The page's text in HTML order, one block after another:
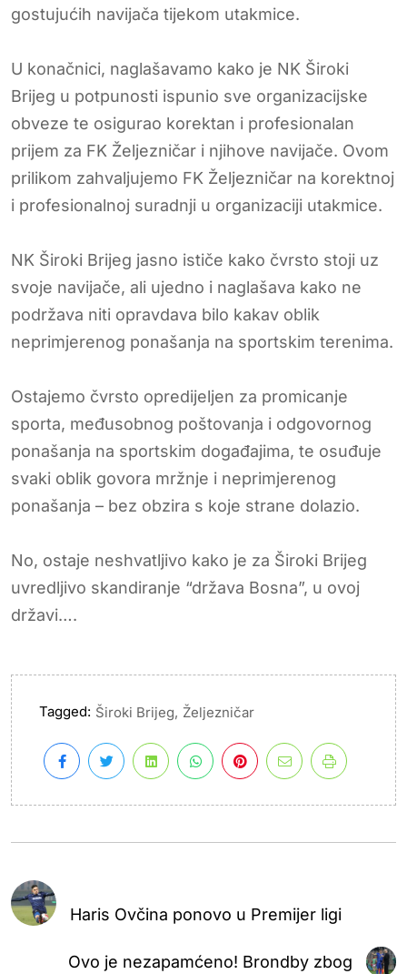
gostujućih navijača tijekom utakmice.
U konačnici, naglašavamo kako je NK Široki
Brijeg u potpunosti ispunio sve organizacijske
obveze te osigurao korektan i profesionalan
prijem za FK Željezničar i njihove navijače. Ovom
prilikom zahvaljujemo FK Željezničar na korektnoj
i profesionalnoj suradnji u organizaciji utakmice.
NK Široki Brijeg jasno ističe kako čvrsto stoji uz
svoje navijače, ali ujedno i naglašava kako ne
podržava niti opravdava bilo kakav oblik
neprimjerenog ponašanja na sportskim terenima.
Ostajemo čvrsto opredijeljen za promicanje
sporta, međusobnog poštovanja i odgovornog
ponašanja na sportskim događajima, te osuđuje
svaki oblik govora mržnje i neprimjerenog
ponašanja – bez obzira s koje strane dolazio.
No, ostaje neshvatljivo kako je za Široki Brijeg
uvredljivo skandiranje “država Bosna”, u ovoj
državi….
Tagged: Široki Brijeg, Željezničar
Haris Ovčina ponovo u Premijer ligi
Ovo je nezapamćeno! Brondby zbog